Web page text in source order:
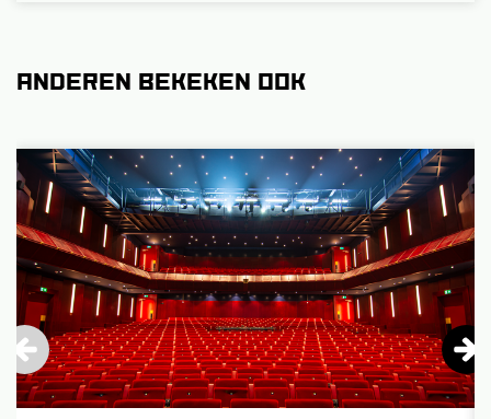
Anderen bekeken ook